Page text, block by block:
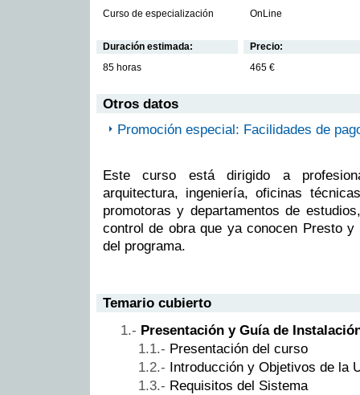
Curso de especialización
OnLine
Duración estimada:
85 horas
Precio:
465 €
Otros datos
Promoción especial: Facilidades de
Este curso está dirigido a
arquitectura, ingeniería, oficinas
promotoras y departamentos de
control de obra que ya conocen Presto y
del programa.
Temario cubierto
Presentación y Guía de
Presentación del curso
Introducción y Objetivos de la
Requisitos del Sistema